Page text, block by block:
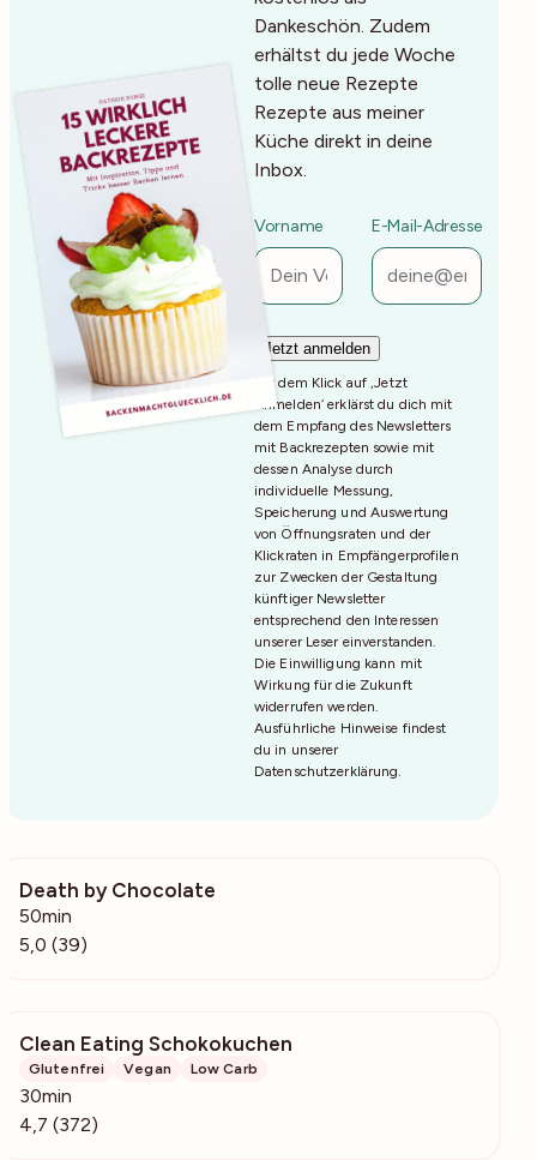
Dankeschön. Zudem
erhältst du jede Woche
tolle neue Rezepte
Rezepte aus meiner
Küche direkt in deine
Inbox.
Vorname E-Mail-Adresse
Mit dem Klick auf ‚Jetzt
Anmelden‘ erklärst du dich mit
dem Empfang des Newsletters
mit Backrezepten sowie mit
dessen Analyse durch
individuelle Messung,
Speicherung und Auswertung
von Öffnungsraten und der
Klickraten in Empfängerprofilen
zur Zwecken der Gestaltung
künftiger Newsletter
entsprechend den Interessen
unserer Leser einverstanden.
Die Einwilligung kann mit
Wirkung für die Zukunft
widerrufen werden.
Ausführliche Hinweise findest
du in unserer
Datenschutzerklärung
Death by Chocolate
50min
5,0 (39)
Clean Eating Schokokuchen
Glutenfrei Vegan Low Carb
30min
4,7 (372)